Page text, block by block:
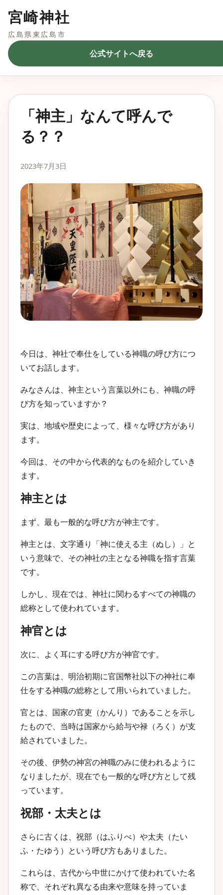
宮崎神社
広島県東広島市
公式サイトへ戻る
「神主」なんて呼んで
る？？
2023年7月3日
今日は、神社で奉仕をしている神職の呼び方につ
いてお話します。
みなさんは、神主という言葉以外にも、神職の呼
び方を知っていますか？
実は、地域や歴史によって、様々な呼び方があり
ます。
今回は、その中から代表的なものを紹介していき
ます。
神主とは
まず、最も一般的な呼び方が神主です。
神主とは、文字通り「神に使える主（ぬし）」と
いう意味で、その神社の主となる神職を指す言葉
です。
しかし、現在では、神社に関わるすべての神職の
総称として使われています。
神官とは
次に、よく耳にする呼び方が神官です。
この言葉は、明治初期に官国幣社以下の神社に奉
仕をする神職の総称として用いられていました。
官とは、国家の官吏（かんり）であることを示し
たもので、当時は国家から給与や禄（ろく）が支
給されていました。
その後、伊勢の神宮の神職のみに使われるように
なりましたが、現在でも一般的な呼び方として残
っています。
祝部・太夫とは
さらに古くは、祝部（はふりべ）や太夫（たい
ふ・たゆう）という呼び方もありました。
これらは、古代から中世にかけて使われていた名
称で、それぞれ異なる由来や意味を持っていま